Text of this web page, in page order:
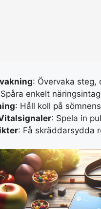
: Övervaka steg,
enkelt
: Håll koll på
: Spela in
: Få skräddarsydda